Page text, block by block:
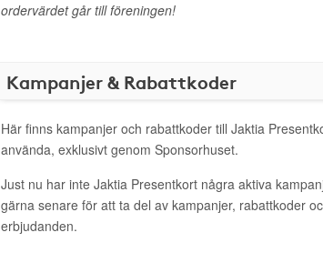
ordervärdet går till föreningen!
Kampanjer & Rabattkoder
Här finns kampanjer och rabattkoder till Jaktia
använda, exklusivt genom Sponsorhuset.
Just nu har inte Jaktia Presentkort några aktiva
gärna senare för att ta del av kampanjer, rabattkoder
erbjudanden.